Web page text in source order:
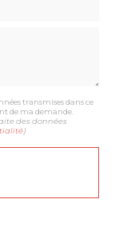
transmises dans ce
de ma demande.
des données
)